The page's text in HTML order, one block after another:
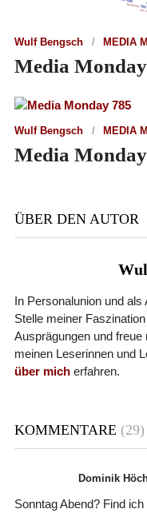
Wulf Bengsch MEDIA
Media
Wulf Bengsch MEDIA
Media
ÜBER DEN AUTOR
In Personalunion und
Stelle meiner
Ausprägungen und
meinen Leserinnen und
über micherfahren.
KOMMENTARE (29)
Dominik
Sonntag Abend? Find ich